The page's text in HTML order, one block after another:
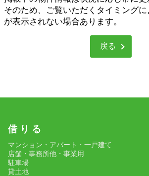
そのため、ご覧いただくタイミング
が表示されない場合あります。
戻る
借 り る
マンション・アパート・一戸建て
店舗・事務所他・事業用
駐車場
貸土地